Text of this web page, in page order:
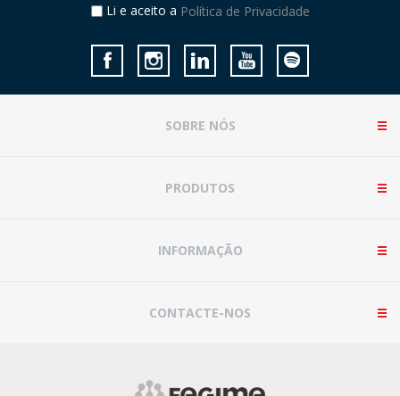
Li e aceito a Política de Privacidade
SOBRE NÓS
PRODUTOS
INFORMAÇÃO
CONTACTE-NOS